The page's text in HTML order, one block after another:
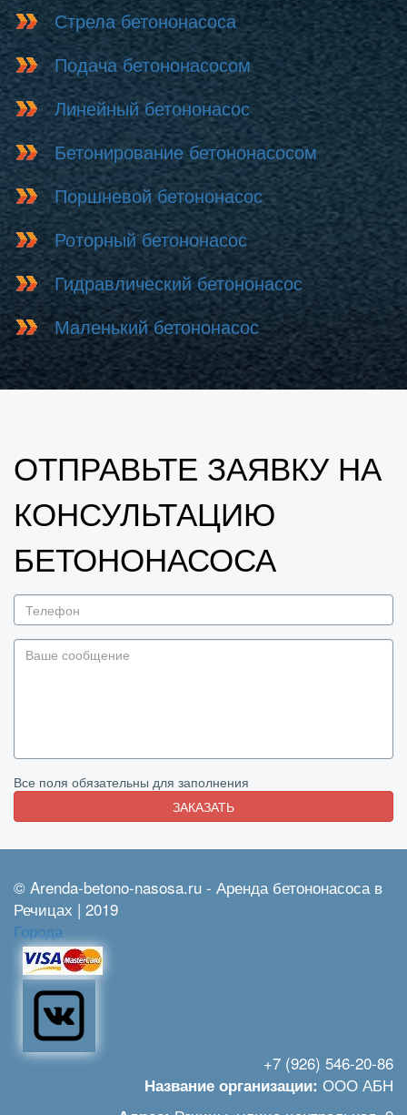
Стрела бетононасоса
Подача бетононасосом
Линейный бетононасос
Бетонирование бетононасосом
Поршневой бетононасос
Роторный бетононасос
Гидравлический бетононасос
Маленький бетононасос
ОТПРАВЬТЕ ЗАЯВКУ НА
КОНСУЛЬТАЦИЮ
БЕТОНОНАСОСА
Все поля обязательны для заполнения
ЗАКАЗАТЬ
© Arenda-betono-nasosa.ru - Аренда бетононасоса в
Речицах | 2019
Города
+7 (926) 546-20-86
Название организации: ООО АБН